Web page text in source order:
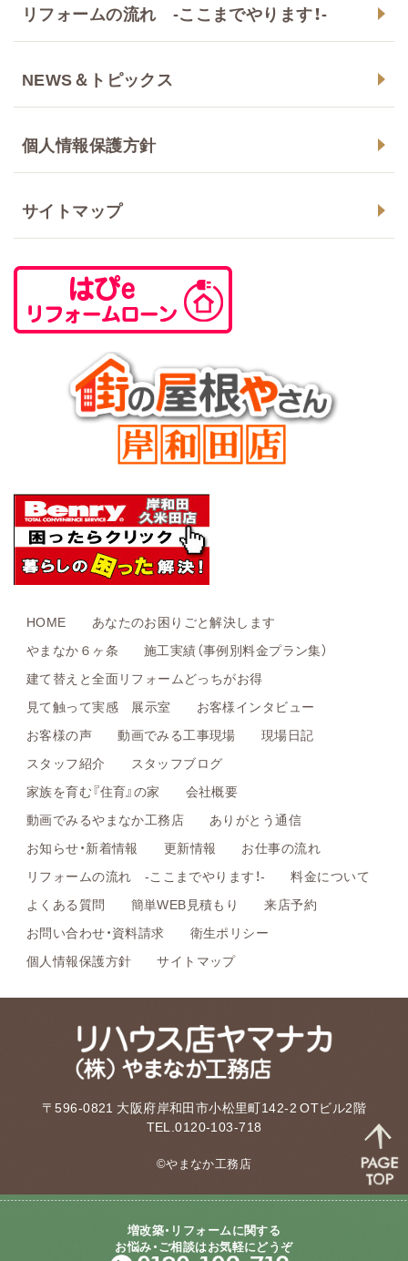
リフォームの流れ -ここまでやります！-
NEWS＆トピックス
個人情報保護方針
サイトマップ
HOME
あなたのお困りごと解決します
やまなか６ヶ条
施工実績（事例別料金プラン集）
建て替えと全面リフォームどっちがお得
見て触って実感 展示室
お客様インタビュー
お客様の声
動画でみる工事現場
現場日記
スタッフ紹介
スタッフブログ
家族を育む『住育』の家
会社概要
動画でみるやまなか工務店
ありがとう通信
お知らせ・新着情報
更新情報
お仕事の流れ
リフォームの流れ -ここまでやります！-
料金について
よくある質問
簡単WEB見積もり
来店予約
お問い合わせ・資料請求
衛生ポリシー
個人情報保護方針
サイトマップ
〒596-0821 大阪府岸和田市小松里町142-2 OTビル2階
TEL.0120-103-718
©やまなか工務店
増改築・リフォームに関する
お悩み・ご相談はお気軽にどうぞ